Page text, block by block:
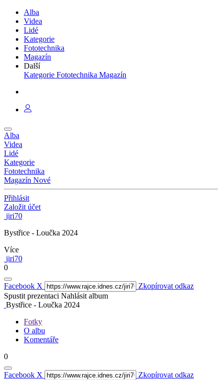
Alba
Videa
Lidé
Kategorie
Fototechnika
Magazín
Další
Kategorie Fototechnika Magazín
Alba
Videa
Lidé
Kategorie
Fototechnika
Magazín Nové
Přihlásit
Založit účet
jiri70
Bystřice - Loučka 2024
Více
jiri70
0
Facebook X
Zkopírovat odkaz
Spustit prezentaci Nahlásit album
Bystřice - Loučka 2024
Fotky
O albu
Komentáře
0
Facebook X
Zkopírovat odkaz